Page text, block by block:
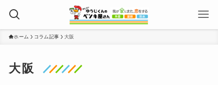
ホーム コラム記事 大阪
大阪